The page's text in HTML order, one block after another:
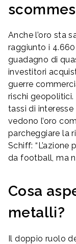
Anche l’oro sta
raggiunto i 4.660
guadagno di
investitori
guerre
rischi
tassi di
vedono l’oro
parcheggiare la
Schiff:
da football, ma
Cosa
metalli?
Il doppio ruolo